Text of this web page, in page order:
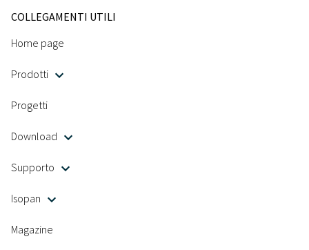
COLLEGAMENTI UTILI
Home page
Prodotti
Progetti
Download
Supporto
Isopan
Magazine